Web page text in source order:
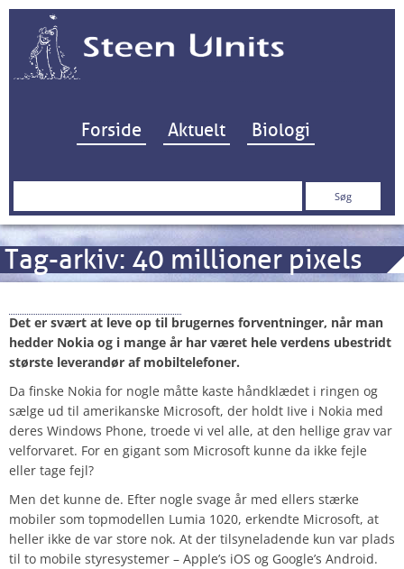
Hop til indhold
Forside Aktuelt Biologi
Søg
Tag-arkiv: 40 millioner pixels
Det er svært at leve op til brugernes forventninger, når man
hedder Nokia og i mange år har været hele verdens ubestridt
største leverandør af mobiltelefoner.
Da finske Nokia for nogle måtte kaste håndklædet i ringen og
sælge ud til amerikanske Microsoft, der holdt Iive i Nokia med
deres Windows Phone, troede vi vel alle, at den hellige grav var
velforvaret. For en gigant som Microsoft kunne da ikke fejle
eller tage fejl?
Men det kunne de. Efter nogle svage år med ellers stærke
mobiler som topmodellen Lumia 1020, erkendte Microsoft, at
heller ikke de var store nok. At der tilsyneladende kun var plads
til to mobile styresystemer – Apple’s iOS og Google’s Android.